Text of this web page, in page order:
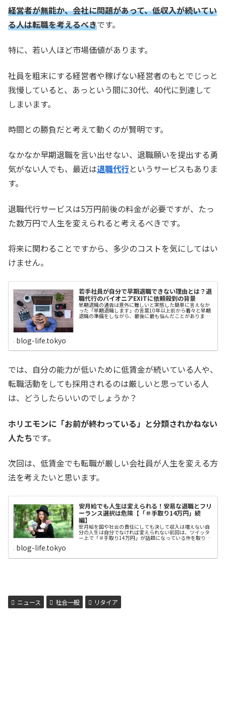
経営者が無能か、会社に問題があって、低収入が続いてい
る人は転職を考えるべきです。
特に、若い人ほど市場価値があります。
社員を粗末にする経営者や稼げない経営者のもとでじっと
我慢していると、あっという間に30代、40代に到達して
しまいます。
時間との勝負だと考えて動くのが賢明です。
なかなか早期退職を言い出せない、退職願いを提出する勇
気がない人でも、最近は退職代行というサービスもありま
す。
退職代行サービスは5万円前後の料金が必要ですが、たっ
た数万円で人生を変えられると考えるべきです。
将来に関わることですから、多少のコストを気にしてはい
けません。
若手社員が自分で早期退職できない理由とは？退
職代行のパイオニアEXITに依頼殺到の背景
早期退職の通告は意外に難しいと実感した簡単に言えなか
った「早期退職します」の言葉10年以上前から着々と早期
退職の準備をしながら、最後に最も悩んだことがありまし
ま辞めると言われても困る」とキレる 同僚など周囲から
まくることはありませんでしたが、取りようによっては、
キレていると受け取られる場面もありました。早期退職は
の際にたどった手順は次の通りでした。 上司に早期退職の
意思を通告...
blog-life.tokyo
では、自分の能力が低いために低賃金が続いている人や、
転職活動をしても採用されるのは厳しいと思っている人
は、どうしたらいいのでしょうか？
ホリエモンに「お前が終わっている」と分類されかねない
人たちです。
次回は、低賃金でも転職が厳しい会社員が人生を変える方
法を考えたいと思います。
安月給でも人生は変えられる！安易な退職とフリ
ーランス選択は危険【「＃手取り14万円」続
編】
安月給を国や社会の責任にしても決して収入は増えない自
分の人生は自分でなければ変えられない前回は、ツイッタ
ー上で「＃手取り14万円」が話題になっている件を取り上
は働く環境を変えて再出発することが人生を変えるきっか
嘆き、「日本終わってますよね？」と投稿しました。満足
できない状態に直面している人が抱きがちな感情として、
責任の所...
blog-life.tokyo
ニュース 社会一般 リタイア